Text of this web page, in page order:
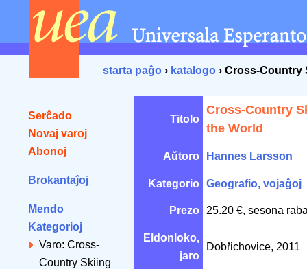
starta paĝo › katalogo › Cross-
Serĉado
Novaj varoj
Abonoj
Brokantaĵoj
Mendo
Kategorioj
Varo: Cross-
Country Skiing
Titolo
Cross-Country
the World
Aŭtoro Hannes Larsson
Kategorio Geografio, vojaĝoj
Prezo 25.20 €, sesona
Eldonloko,
jaro
Dobřichovice, 2011